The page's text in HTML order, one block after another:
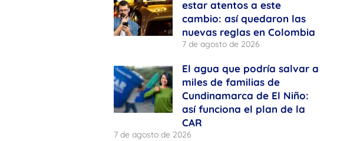
estar atentos a este
cambio: así quedaron las
nuevas reglas en Colombia
7 de agosto de 2026
El agua que podría salvar a
miles de familias de
Cundinamarca de El Niño:
así funciona el plan de la
CAR
7 de agosto de 2026